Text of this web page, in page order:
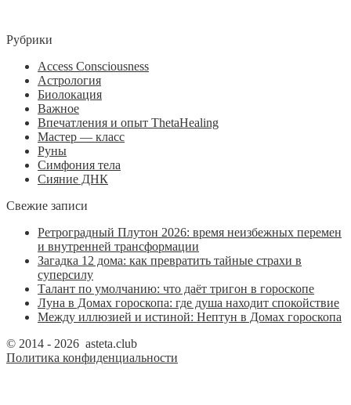
Рубрики
Access Consciousness
Астрология
Биолокация
Важное
Впечатления и опыт ThetaHealing
Мастер — класс
Руны
Симфония тела
Сияние ДНК
Свежие записи
Ретроградный Плутон 2026: время неизбежных перемен
и внутренней трансформации
Загадка 12 дома: как превратить тайные страхи в
суперсилу
Талант по умолчанию: что даёт тригон в гороскопе
Луна в Домах гороскопа: где душа находит спокойствие
Между иллюзией и истиной: Нептун в Домах гороскопа
© 2014 - 2026 asteta.club
Политика конфиденциальности